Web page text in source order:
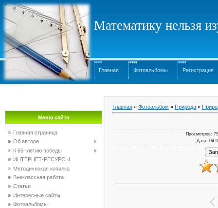
Математику нельзя
Главная Фотоальбомы Регистрация
Меню сайта
Главная страница
Об авторе
К 65 -летию победы
ИНТЕРНЕТ-РЕСУРСЫ
Методическая копилка
Внеклассная работа
Статьи
Интересные сайты
Фотоальбомы
Главная » Фотоальбом » Природа »
Просмотров:
Дата: